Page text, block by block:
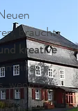
braucht
kreative
wenn Du